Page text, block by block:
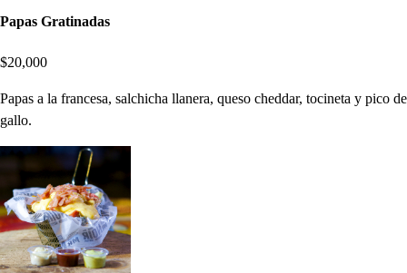
Papas Gratinadas
$20,000
Papas a la francesa, salchicha llanera, queso cheddar, tocineta y pico de
gallo.